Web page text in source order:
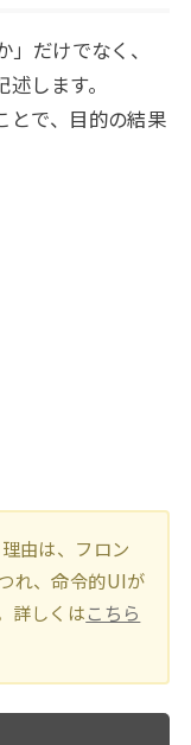
だけでなく、
します。
とで、目的の結果
由は、フロン
れ、命令的UIが
詳しくはこちら